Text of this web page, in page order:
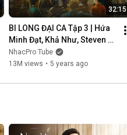
32:15
BI LONG ĐẠI CA Tập 3 | Hứa
Minh Đạt, Khả Như, Steven
Nguyễn, Lợi Trần |
Webdrama Yang Hồ 2021
NhacPro Tube
13M views • 5 years ago